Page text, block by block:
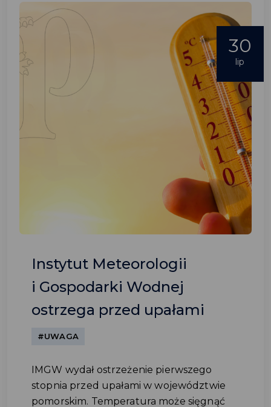
30
lip
Instytut Meteorologii
i Gospodarki Wodnej
ostrzega przed upałami
#UWAGA
IMGW wydał ostrzeżenie pierwszego
stopnia przed upałami w województwie
pomorskim. Temperatura może sięgnąć